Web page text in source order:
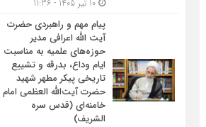
پیام مهم و راهبردی حضرت
آیت الله اعرافی مدیر
حوزه‌های علمیه به مناسبت
ایام وداع، بدرقه و تشییع
تاریخی پیکر مطهر شهید
حضرت آیت‌الله العظمی امام
خامنه‌ای (قدس سره
الشریف)